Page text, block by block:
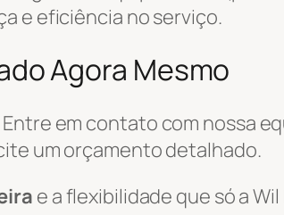
e eficiência no serviço.
Agora Mesmo
em contato com nossa
um orçamento detalhado.
e a flexibilidade que só a